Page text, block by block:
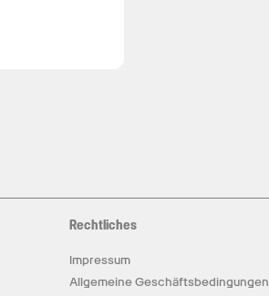
Rechtliches
Impressum
Allgemeine Geschäftsbedingungen